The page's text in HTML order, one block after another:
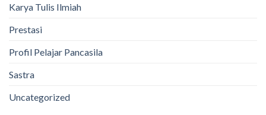
Karya Tulis Ilmiah
Prestasi
Profil Pelajar Pancasila
Sastra
Uncategorized